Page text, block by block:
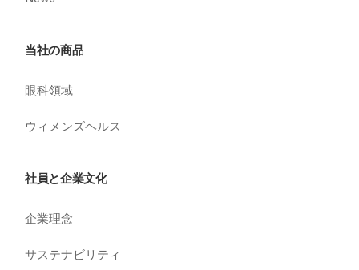
当社の商品
眼科領域
ウィメンズヘルス
社員と企業文化
企業理念
サステナビリティ